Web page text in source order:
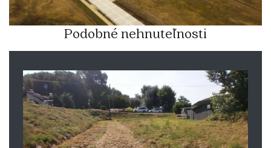
Podobné nehnuteľnosti